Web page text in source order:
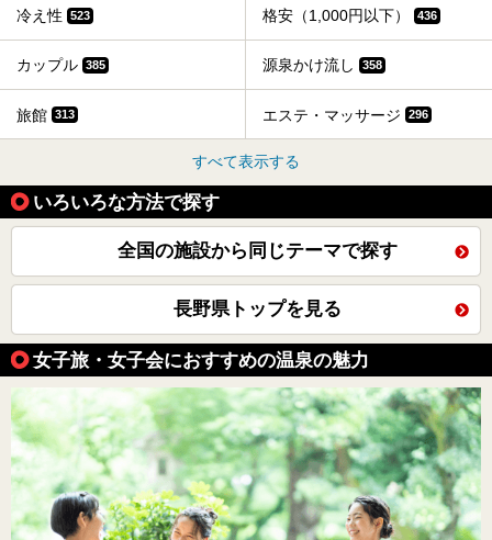
冷え性 523 格安（1,000円以下） 436
カップル 385 源泉かけ流し 358
旅館 313 エステ・マッサージ 296
すべて表示する
いろいろな方法で探す
全国の施設から同じテーマで探す
長野県トップを見る
女子旅・女子会におすすめの温泉の魅力